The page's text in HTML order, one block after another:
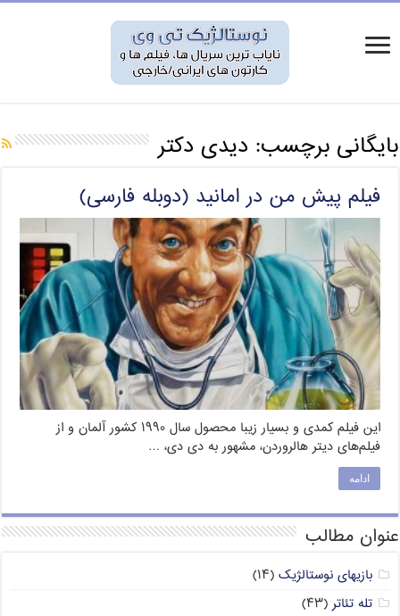
بایگانی برچسب: دیدی دکتر
فیلم پیش من در امانید (دوبله فارسی)
این فیلم کمدی و بسیار زیبا محصول سال ۱۹۹۰ کشور آلمان و از
فیلم‌های دیتر هالروردن، مشهور به دی دی، …
ادامه
عنوان مطالب
بازیهای نوستالژیک (۱۴)
تله تئاتر (۴۳)